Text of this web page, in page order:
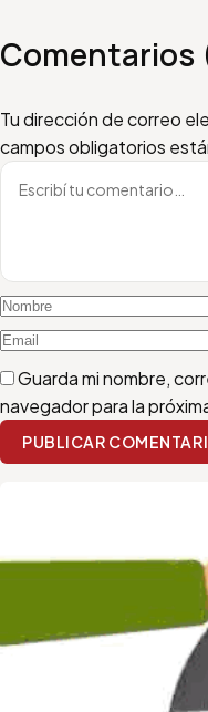
Comentarios
Tu dirección de correo
campos obligatorios
Escribí tu comentario
Nombre
Email
Guarda mi nombre,
navegador para la
PUBLICAR